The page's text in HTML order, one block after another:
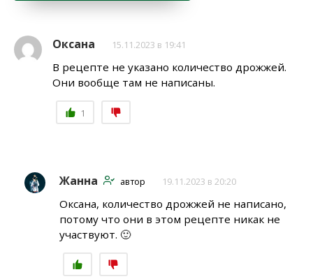
Оксана 15.11.2023 в 19:41
В рецепте не указано количество дрожжей.
Они вообще там не написаны.
1
Жанна автор 19.11.2023 в 20:20
Оксана, количество дрожжей не написано,
потому что они в этом рецепте никак не
участвуют. 🙂